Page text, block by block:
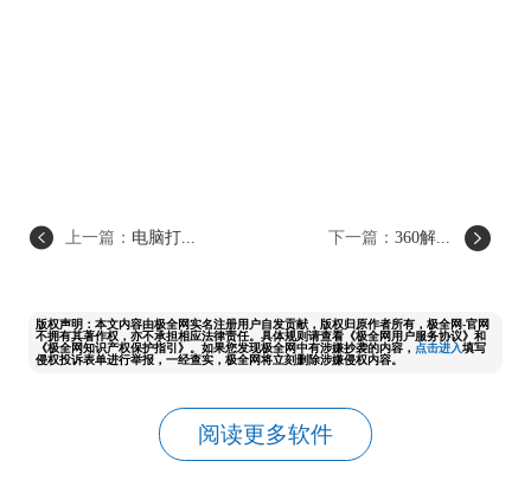
上一篇： 电脑打... 下一篇：360解...
版权声明：本文内容由极全网实名注册用户自发贡献，版权归原作者所有，极全网-官网
不拥有其著作权，亦不承担相应法律责任。具体规则请查看《极全网用户服务协议》和
《极全网知识产权保护指引》。如果您发现极全网中有涉嫌抄袭的内容， 点击进入填写
侵权投诉表单进行举报，一经查实，极全网将立刻删除涉嫌侵权内容。
阅读更多软件